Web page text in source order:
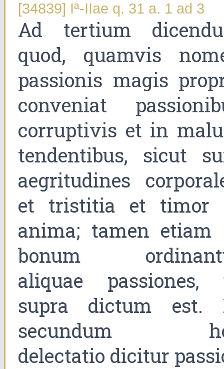
[34839] Iª-IIae q. 31 a. 1 ad 3
Ad tertium
quod, quamvis
passionis magis
conveniat
corruptivis et in
tendentibus, sicut
aegritudines
et tristitia et timor
anima; tamen etiam
bonum
aliquae passiones,
supra dictum est.
secundum
delectatio dicitur